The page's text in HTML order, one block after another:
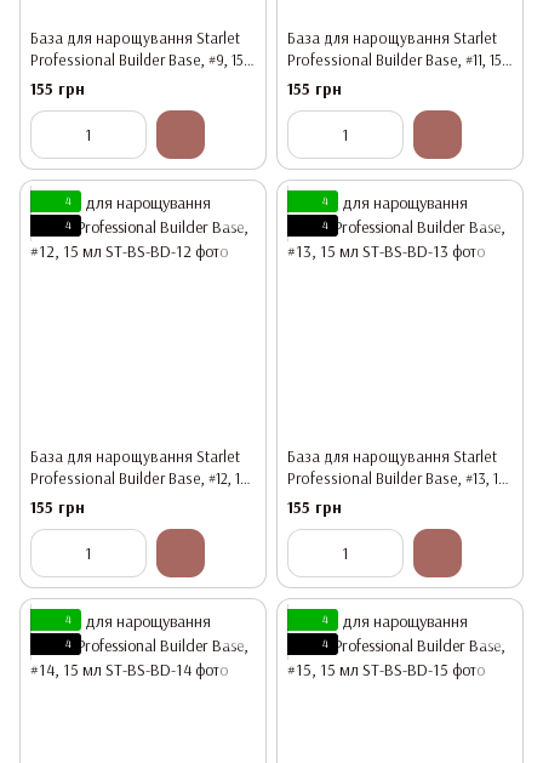
База для нарощування Starlet
Professional Builder Base, #9, 15
мл
155 грн
База для нарощування Starlet
Professional Builder Base, #11, 15
мл
155 грн
4
4
База для нарощування Starlet
Professional Builder Base, #12, 15
мл
155 грн
4
4
База для нарощування Starlet
Professional Builder Base, #13, 15
мл
155 грн
4
4
4
4